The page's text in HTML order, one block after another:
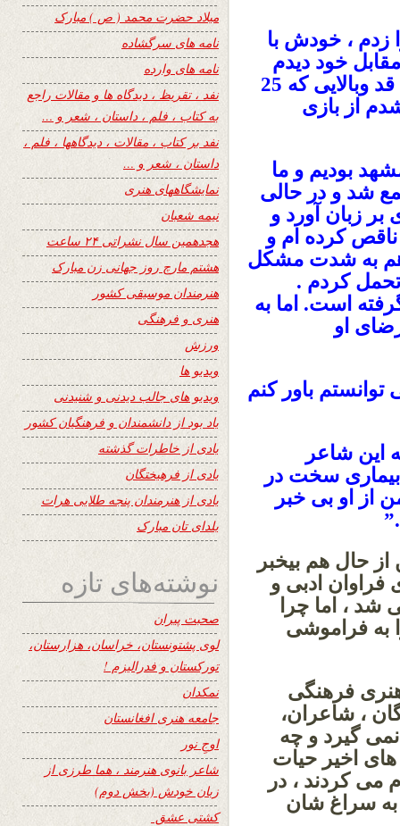
زدم ، خودش با
خود دیدم
که هیچ شباهتی با آن جوان رشید و خوش قد وبالایی که 25
از بازی
بودیم و ما
شد و در حالی
زبان آورد و
کرده ام و
به شدت مشکل
تحمل کردم .
است. اما به
او
باور کنم
این شاعر
سخت در
از او بی خبر
حال هم بیخبر
فراوان ادبی و
، اما چرا
به فراموشی
فرهنگی
، شاعران،
گیرد و چه
اخیر حیات
می کردند ، در
سراغ شان
میلاد حضرت محمد ( ص ) مبارک
نامه های سرگشاده
نامه های وارده
نفد ، تقریظ ، دیدگاه ها و مقالات راجع
به کتاب ، فلم ، داستان ، شعر و …
نفد بر کتاب ، مقالات ، دیدگاهها ، فلم ،
داستان ، شعر و …
نمایشگاههای هنری
نیمه شعبان
هجدهمین سال نشراتی ۲۴ ساعت
هشتم مارچ روز جهانی زن مبارک
هنرمندان موسیقی کشور
هنری و فرهنگی
ورزش
ویدیو ها
ویدیو های جالب دیدنی و شنیدنی
یاد بود از دانشمندان و فرهنگیان کشور
یادی از خاطرات گذشته
یادی از فرهیختگان
یادی از هنرمندان پنجه طلایی هرات
یلدای تان مبارک
نوشته‌های تازه
صحبت پیران
لوی پشتونستان، خراسان، هزارستان،
تورکستان و فدرالیزم !
نمکدان
جامعه هنری افغانستان
اوجِ نور
شاعر بانوی هنرمند ، هما طرزی از
زبان خودش (بخش دوم)
کشتی عشق